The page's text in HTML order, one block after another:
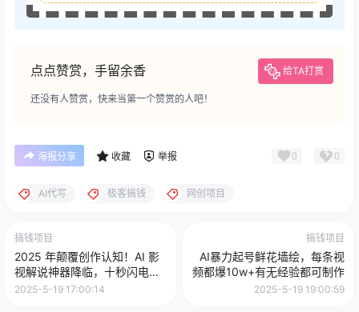
点点赞赏，手留余香 给TA打赏
还没有人赞赏，快来当第一个赞赏的人吧！
海报分享 收藏 举报 0 0
AI代写 极客搞钱 网创项目
搞钱项目
2025 年颠覆创作认知！AI 影
视解说神器降临，十秒闪电产
出爆款原创视频，一键铺满全
2025-5-19 17:00:14
搞钱项目
AI暴力起号鲜花墙绘，每条视
频都爆10w+有无经验都可制作
2025-5-19 19:00:59